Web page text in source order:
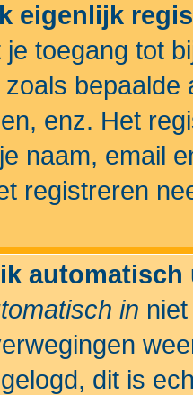
eigenlijk
toegang tot
zoals
enz. Het
naam, email
registreren
in
dit is